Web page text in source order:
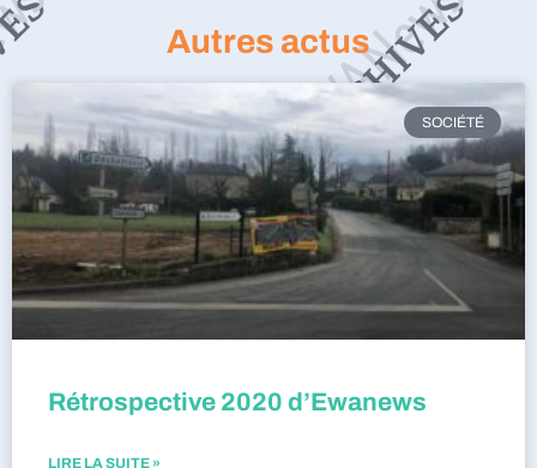
Autres actus
SOCIÉTÉ
Rétrospective 2020 d’Ewanews
LIRE LA SUITE »